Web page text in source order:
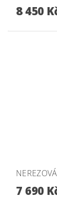
8 450
7 690